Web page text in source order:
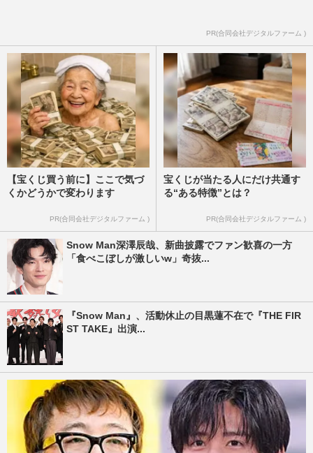
PR(合同会社デジタルファーム )
【宝くじ買う前に】ここで気づ
くかどうかで変わります
PR(合同会社デジタルファーム )
宝くじが当たる人にだけ共通す
る“ある特徴”とは？
PR(合同会社デジタルファーム )
Snow Man深澤辰哉、新曲披露でファン歓喜の一方
「食べこぼしが激しいw」奇抜...
『Snow Man』、活動休止の目黒蓮不在で『THE FIR
ST TAKE』出演...